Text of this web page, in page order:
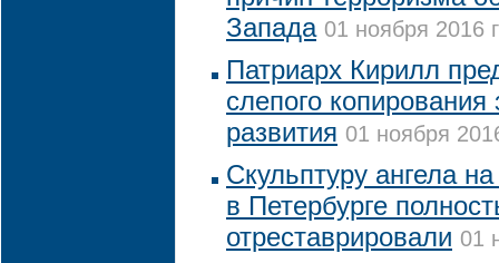
Запада 01 ноября 2016
Патриарх Кирилл
слепого
развития 01 ноября
Скульптуру ангела
в Петербурге
отреставрировали 01